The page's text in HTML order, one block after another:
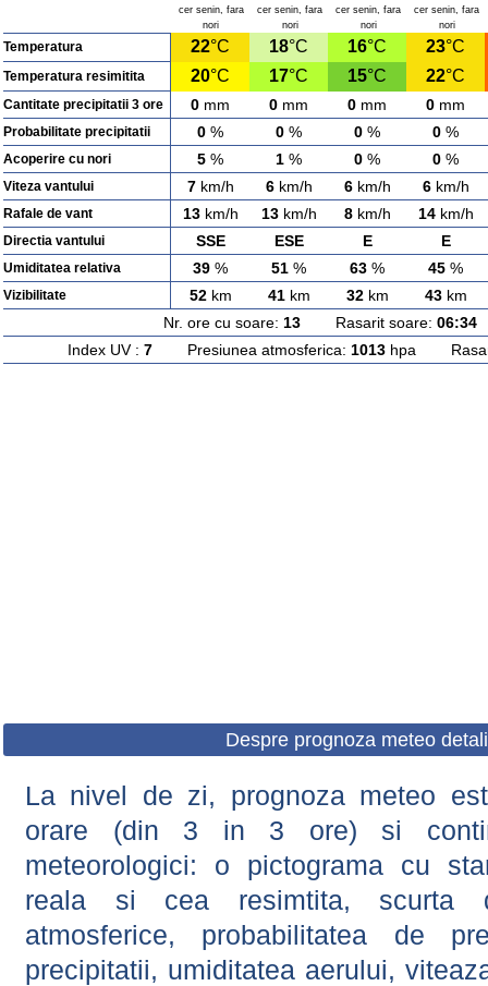
cer senin, fara
nori
cer senin, fara
nori
cer senin, fara
nori
cer senin, fara
nori
Temperatura 22°C 18°C 16°C 23°C
Temperatura resimitita 20°C 17°C 15°C 22°C
Cantitate precipitatii 3 ore 0 mm 0 mm 0 mm 0 mm
Probabilitate precipitatii 0 % 0 % 0 % 0 %
Acoperire cu nori 5 % 1 % 0 % 0 %
Viteza vantului 7km/h 6km/h 6km/h 6km/h
Rafale de vant 13km/h 13km/h 8km/h 14km/h
Directia vantului SSE ESE E E
Umiditatea relativa 39 % 51 % 63 % 45 %
Vizibilitate 52km 41km 32km 43km
Nr. ore cu soare: 13Rasarit soare: 06:34
Index UV : 7Presiunea atmosferica: 1013hpa
Despre prognoza meteo
La nivel de zi, prognoza meteo
orare (din 3 in 3 ore) si
meteorologici: o pictograma cu
reala si cea resimtita, scurta
atmosferice, probabilitatea de
precipitatii, umiditatea aerului,